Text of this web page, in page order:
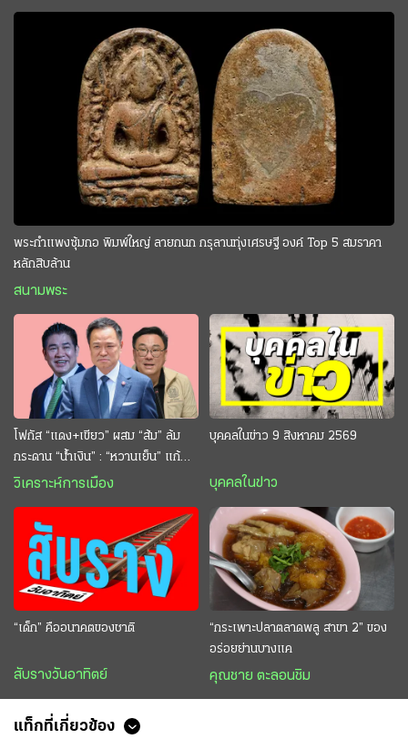
พระกำแพงซุ้มกอ พิมพ์ใหญ่ ลายกนก กรุลานทุ่งเศรษฐี องค์ Top 5 สมราคา
หลักสิบล้าน
สนามพระ
โฟกัส “แดง+เขียว” ผสม “ส้ม” ล้ม
กระดาน “นํ้าเงิน” : “หวานเย็น” แก้
กระหาย “อนุทิน” ดักตีกินสบาย
วิเคราะห์การเมือง
บุคคลในข่าว 9 สิงหาคม 2569
บุคคลในข่าว
“เด็ก” คืออนาคตของชาติ
สับรางวันอาทิตย์
“กระเพาะปลาตลาดพลู สาขา 2” ของ
อร่อยย่านบางแค
คุณชาย ตะลอนชิม
แท็กที่เกี่ยวข้อง